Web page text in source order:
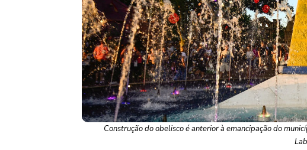
Construção do obelisco é anterior à emancipação do